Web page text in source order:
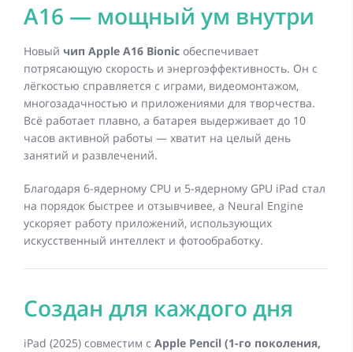
A16 — мощный ум внутри
Новый чип Apple A16 Bionic обеспечивает
потрясающую скорость и энергоэффективность. Он с
лёгкостью справляется с играми, видеомонтажом,
многозадачностью и приложениями для творчества.
Всё работает плавно, а батарея выдерживает до 10
часов активной работы — хватит на целый день
занятий и развлечений.
Благодаря 6-ядерному CPU и 5-ядерному GPU iPad стал
на порядок быстрее и отзывчивее, а Neural Engine
ускоряет работу приложений, использующих
искусственный интеллект и фотообработку.
Создан для каждого дня
iPad (2025) совместим с Apple Pencil (1-го поколения,